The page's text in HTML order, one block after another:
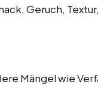
Geruch,
Mängel wie